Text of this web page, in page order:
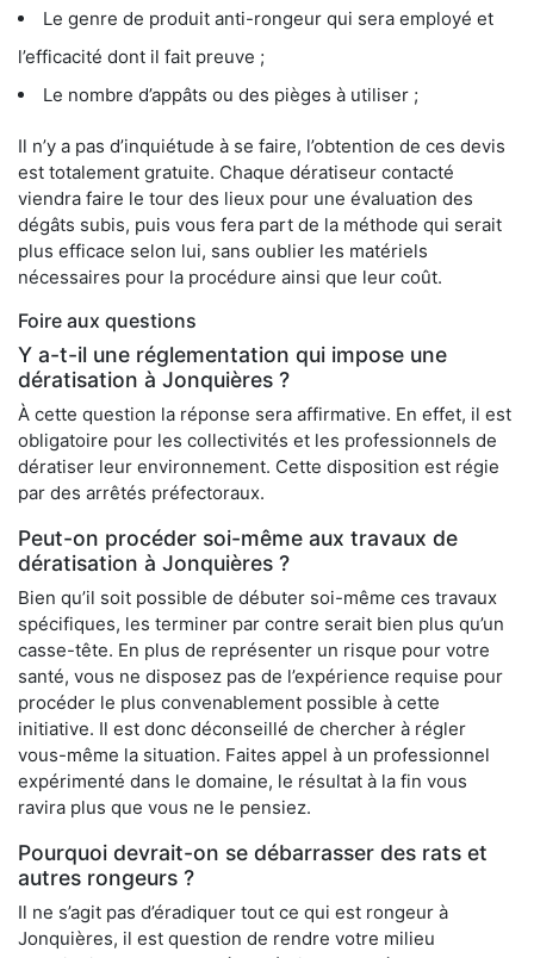
Le genre de produit anti-rongeur qui sera employé et
l’efficacité dont il fait preuve ;
Le nombre d’appâts ou des pièges à utiliser ;
Il n’y a pas d’inquiétude à se faire, l’obtention de ces devis
est totalement gratuite. Chaque dératiseur contacté
viendra faire le tour des lieux pour une évaluation des
dégâts subis, puis vous fera part de la méthode qui serait
plus efficace selon lui, sans oublier les matériels
nécessaires pour la procédure ainsi que leur coût.
Foire aux questions
Y a-t-il une réglementation qui impose une
dératisation à Jonquières ?
À cette question la réponse sera affirmative. En effet, il est
obligatoire pour les collectivités et les professionnels de
dératiser leur environnement. Cette disposition est régie
par des arrêtés préfectoraux.
Peut-on procéder soi-même aux travaux de
dératisation à Jonquières ?
Bien qu’il soit possible de débuter soi-même ces travaux
spécifiques, les terminer par contre serait bien plus qu’un
casse-tête. En plus de représenter un risque pour votre
santé, vous ne disposez pas de l’expérience requise pour
procéder le plus convenablement possible à cette
initiative. Il est donc déconseillé de chercher à régler
vous-même la situation. Faites appel à un professionnel
expérimenté dans le domaine, le résultat à la fin vous
ravira plus que vous ne le pensiez.
Pourquoi devrait-on se débarrasser des rats et
autres rongeurs ?
Il ne s’agit pas d’éradiquer tout ce qui est rongeur à
Jonquières, il est question de rendre votre milieu